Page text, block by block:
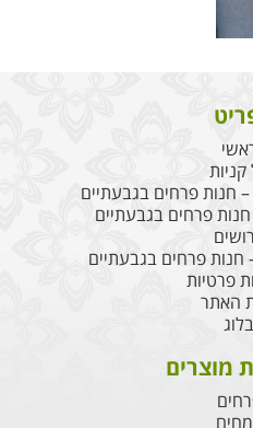
– חנות פרחים בגבעתיים
פרחים בגבעתיים
חנות פרחים בגבעתיים
פרטיות
האתר
בלוג
מוצרים